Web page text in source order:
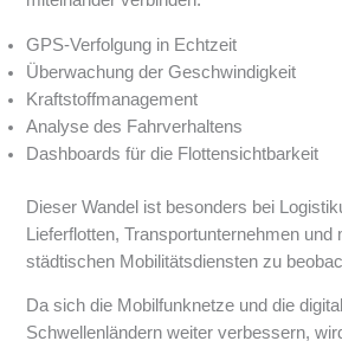
GPS-Verfolgung in Echtzeit
Überwachung der Geschwindigkeit
Kraftstoffmanagement
Analyse des Fahrverhaltens
Dashboards für die Flottensichtbarkeit
Dieser Wandel ist besonders bei
Lieferflotten, Transportunternehmen
städtischen Mobilitätsdiensten zu
Da sich die Mobilfunknetze und die
Schwellenländern weiter verbessern,